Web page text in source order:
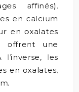
affinés),
en calcium
en oxalates
offrent une
les
en oxalates,